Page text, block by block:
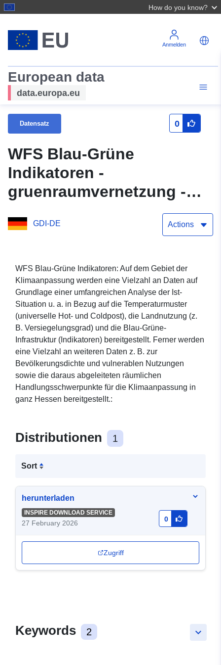
How do you know?
Anmelden
European data
data.europa.eu
Datensatz 0
WFS Blau-Grüne
Indikatoren -
gruenraumvernetzung -
GDI-DE Actions
WFS Blau-Grüne Indikatoren: Auf dem Gebiet der
Klimaanpassung werden eine Vielzahl an Daten auf
Grundlage einer umfangreichen Analyse der Ist-
Situation u. a. in Bezug auf die Temperaturmuster
(universelle Hot- und Coldpost), die Landnutzung (z.
B. Versiegelungsgrad) und die Blau-Grüne-
Infrastruktur (Indikatoren) bereitgestellt. Ferner werden
eine Vielzahl an weiteren Daten z. B. zur
Bevölkerungsdichte und vulnerablen Nutzungen
sowie die daraus abgeleiteten räumlichen
Handlungsschwerpunkte für die Klimaanpassung in
ganz Hessen bereitgestellt.:
Distributionen 1
Sort
herunterladen
INSPIRE DOWNLOAD SERVICE
27 February 2026 0
Zugriff
keyboard_arrow_down
Keywords 2